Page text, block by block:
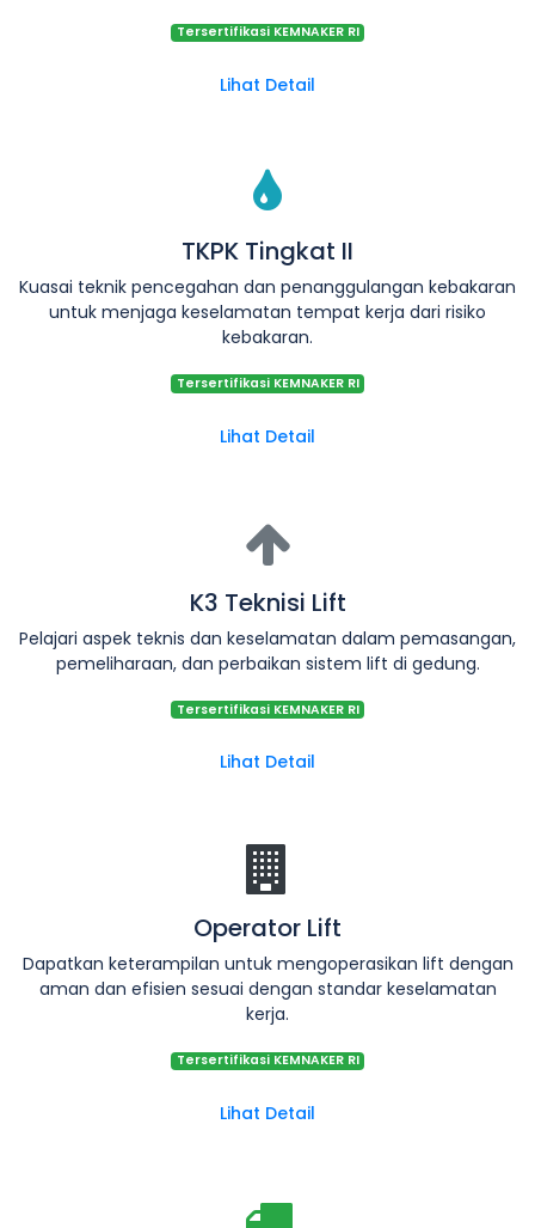
Tersertifikasi KEMNAKER RI
Lihat Detail
TKPK Tingkat II
Kuasai teknik pencegahan dan penanggulangan kebakaran
untuk menjaga keselamatan tempat kerja dari risiko
kebakaran.
Tersertifikasi KEMNAKER RI
Lihat Detail
K3 Teknisi Lift
Pelajari aspek teknis dan keselamatan dalam pemasangan,
pemeliharaan, dan perbaikan sistem lift di gedung.
Tersertifikasi KEMNAKER RI
Lihat Detail
Operator Lift
Dapatkan keterampilan untuk mengoperasikan lift dengan
aman dan efisien sesuai dengan standar keselamatan
kerja.
Tersertifikasi KEMNAKER RI
Lihat Detail